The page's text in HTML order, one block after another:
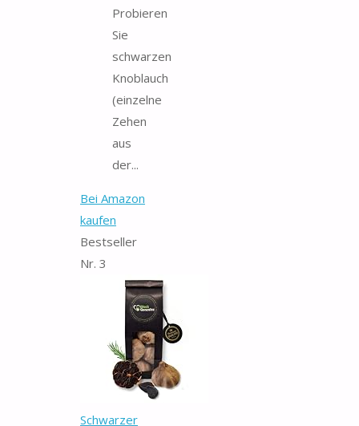
Probieren
Sie
schwarzen
Knoblauch
(einzelne
Zehen
aus
der...
Bei Amazon
kaufen
Bestseller
Nr. 3
Schwarzer